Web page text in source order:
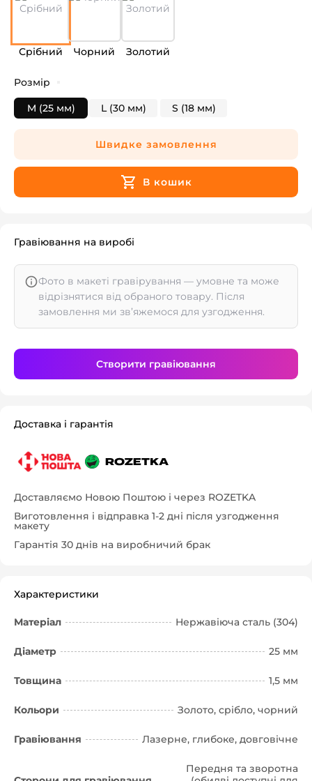
Срібний Чорний Золотий
Розмір
M (25 мм) L (30 мм) S (18 мм)
Швидке замовлення
В кошик
Гравіювання на виробі
Фото в макеті гравірування — умовне та може
відрізнятися від обраного товару. Після
замовлення ми зв’яжемося для узгодження.
Створити гравіювання
Доставка і гарантія
Доставляємо Новою Поштою і через ROZETKA
Виготовлення і відправка 1-2 дні після узгодження
макету
Гарантія 30 днів на виробничий брак
Характеристики
Матеріал Нержавіюча сталь (304)
Діаметр 25 мм
Товщина 1,5 мм
Кольори Золото, срібло, чорний
Гравіювання Лазерне, глибоке, довговічне
Передня та зворотна